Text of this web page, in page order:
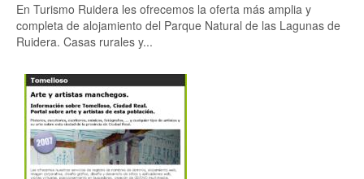
En Turismo Ruidera les ofrecemos la oferta más amplia y
completa de alojamiento del Parque Natural de las Lagunas de
Ruidera. Casas rurales y...